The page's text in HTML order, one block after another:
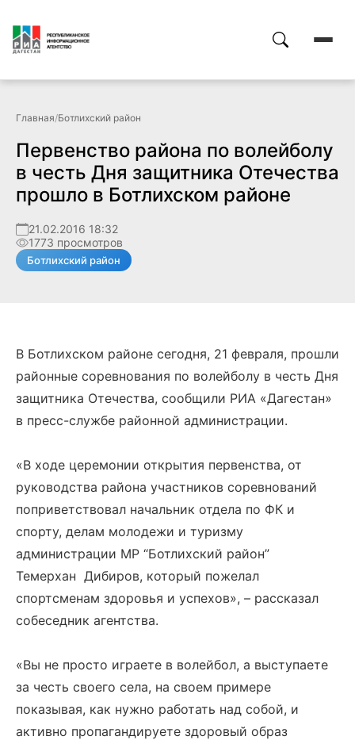
Главная/Ботлихский район
Первенство района по волейболу
в честь Дня защитника Отечества
прошло в Ботлихском районе
21.02.2016 18:32
1773 просмотров
Ботлихский район
В Ботлихском районе сегодня, 21 февраля, прошли
районные соревнования по волейболу в честь Дня
защитника Отечества, сообщили РИА «Дагестан»
в пресс-службе районной администрации.
«В ходе церемонии открытия первенства, от
руководства района участников соревнований
поприветствовал начальник отдела по ФК и
спорту, делам молодежи и туризму
администрации МР “Ботлихский район”
Темерхан Дибиров, который пожелал
спортсменам здоровья и успехов», – рассказал
собеседник агентства.
«Вы не просто играете в волейбол, а выступаете
за честь своего села, на своем примере
показывая, как нужно работать над собой, и
активно пропагандируете здоровый образ